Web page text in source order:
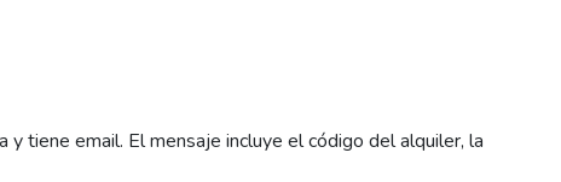
y tiene email. El mensaje incluye el código del alquiler, la